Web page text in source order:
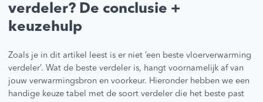
op
verdeler? De conclusie +
keuzehulp
Zoals je in dit artikel leest is er niet ‘een beste vloerverwarming
verdeler’. Wat de beste verdeler is, hangt voornamelijk af van
jouw verwarmingsbron en voorkeur. Hieronder hebben we een
handige keuze tabel met de soort verdeler die het beste past